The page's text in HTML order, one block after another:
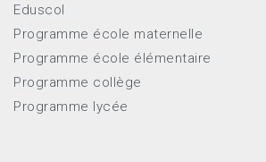
Eduscol
Programme école maternelle
Programme école élémentaire
Programme collège
Programme lycée